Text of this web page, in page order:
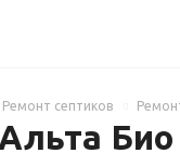
Ремонт септиков
Био